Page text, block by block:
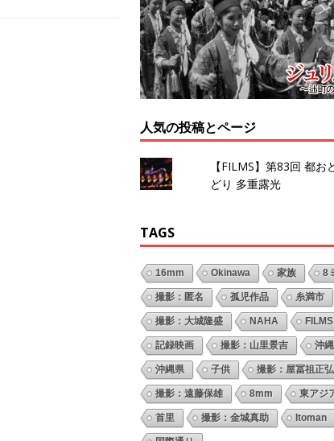
人気の投稿とページ
【FILMS】第83回 都お
どり 多重露光
TAGS
16mm Okinawa 家族 8
撮影：匿名 孤児作品 糸満市
撮影：大城隆盛 NAHA FILMS
記録映画 撮影：山里景吉 沖縄
沖縄県 子供 撮影：屋冨祖正弘
撮影：遠藤保雄 8mm 東アジ
首里 撮影：金城真助 Itoman